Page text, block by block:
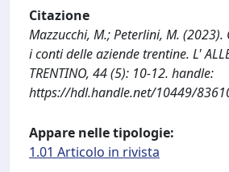
Citazione
Mazzucchi, M.; Peterlini, M.
i conti delle aziende trentine. L'
TRENTINO, 44 (5): 10-12. handle:
https://hdl.handle.net/10449/
Appare nelle tipologie:
1.01 Articolo in rivista